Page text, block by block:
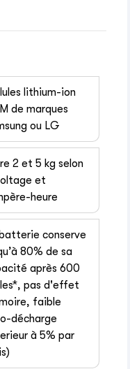
lithium-ion
de marques
ou LG
2 et 5 kg selon
et
heure
conserve
80% de sa
après 600
pas d'effet
faible
décharge
à 5% par